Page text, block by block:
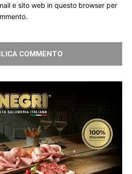
e sito web in questo browser per